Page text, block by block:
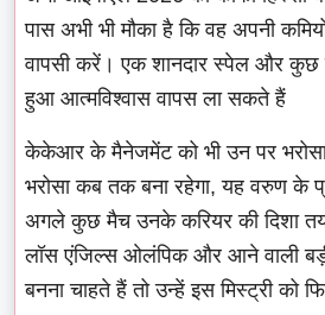
पास अभी भी मौका है कि वह अपनी
वापसी करें। एक शानदार स्पेल और कुछ
हुआ आत्मविश्वास वापस ला सकते हैं
केकेआर के मैनेजमेंट को भी उन पर भरोसा
भरोसा कब तक बना रहेगा, यह वरुण के
अगले कुछ मैच उनके करियर की दिशा
लॉस एंजिल्स ओलंपिक और आने वाली
बनना चाहते हैं तो उन्हें इस मिस्ट्री को